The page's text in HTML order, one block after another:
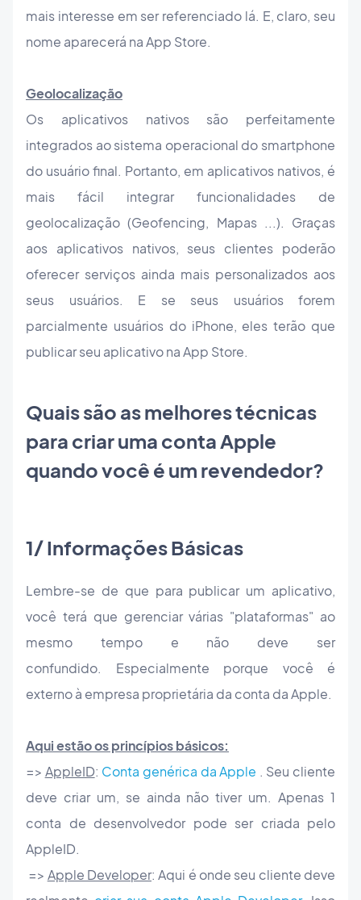
mais interesse em ser referenciado lá. E, claro, seu
nome aparecerá na App Store.
Geolocalização
Os aplicativos nativos são perfeitamente
integrados ao sistema operacional do smartphone
do usuário final. Portanto, em aplicativos nativos, é
mais fácil integrar funcionalidades de
geolocalização (Geofencing, Mapas ...). Graças
aos aplicativos nativos, seus clientes poderão
oferecer serviços ainda mais personalizados aos
seus usuários. E se seus usuários forem
parcialmente usuários do iPhone, eles terão que
publicar seu aplicativo na App Store.
Quais são as melhores técnicas
para criar uma conta Apple
quando você é um revendedor?
1/ Informações Básicas
Lembre-se de que para publicar um aplicativo,
você terá que gerenciar várias "plataformas" ao
mesmo tempo e não deve ser
confundido. Especialmente porque você é
externo à empresa proprietária da conta da Apple.
Aqui estão os princípios básicos:
=> AppleID: Conta genérica da Apple . Seu cliente
deve criar um, se ainda não tiver um. Apenas 1
conta de desenvolvedor pode ser criada pelo
AppleID.
=> Apple Developer: Aqui é onde seu cliente deve